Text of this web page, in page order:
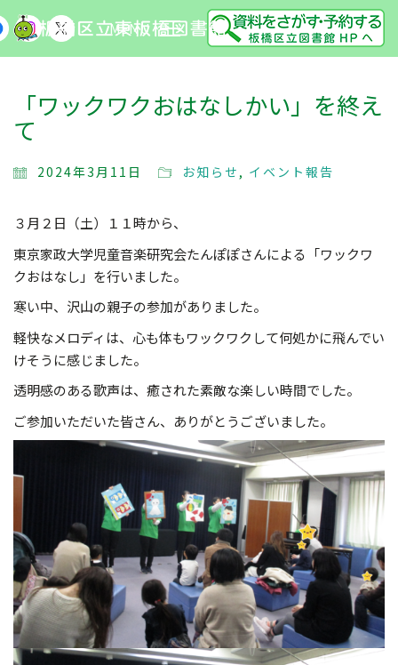
MENU
「ワックワクおはなしかい」を終え
て
2024年3月11日 お知らせ , イベント報告
３月２日（土）１１時から、
東京家政大学児童音楽研究会たんぽぽさんによる「ワックワ
クおはなし」を行いました。
寒い中、沢山の親子の参加がありました。
軽快なメロディは、心も体もワックワクして何処かに飛んでい
けそうに感じました。
透明感のある歌声は、癒された素敵な楽しい時間でした。
ご参加いただいた皆さん、ありがとうございました。